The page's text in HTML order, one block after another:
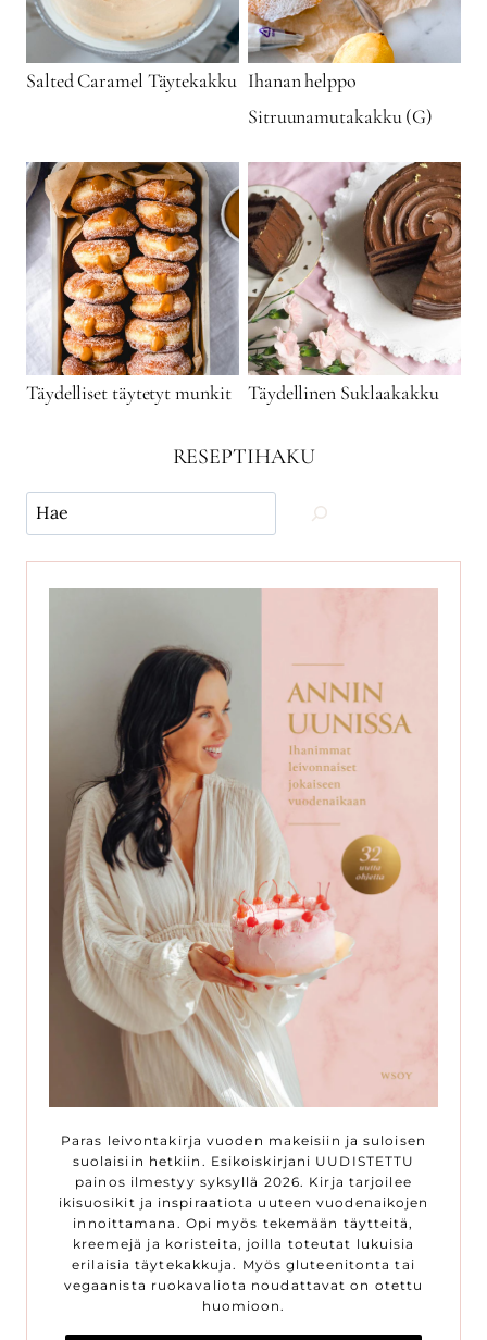
Salted Caramel Täytekakku Ihanan helppo
Sitruunamutakakku (G)
Täydelliset täytetyt munkit Täydellinen Suklaakakku
RESEPTIHAKU
Käytä
hakua
ja
etsi
Paras leivontakirja vuoden makeisiin ja suloisen
suolaisiin hetkiin. Esikoiskirjani UUDISTETTU
painos ilmestyy syksyllä 2026. Kirja tarjoilee
ikisuosikit ja inspiraatiota uuteen vuodenaikojen
innoittamana. Opi myös tekemään täytteitä,
kreemejä ja koristeita, joilla toteutat lukuisia
erilaisia täytekakkuja. Myös gluteenitonta tai
vegaanista ruokavaliota noudattavat on otettu
huomioon.